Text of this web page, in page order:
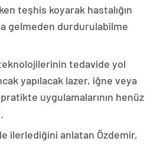
teşhis koyarak hastalığın
gelmeden durdurulabilme
tedavide yol
yapılacak lazer, iğne veya
uygulamalarının henüz
ilerlediğini anlatan Özdemir,